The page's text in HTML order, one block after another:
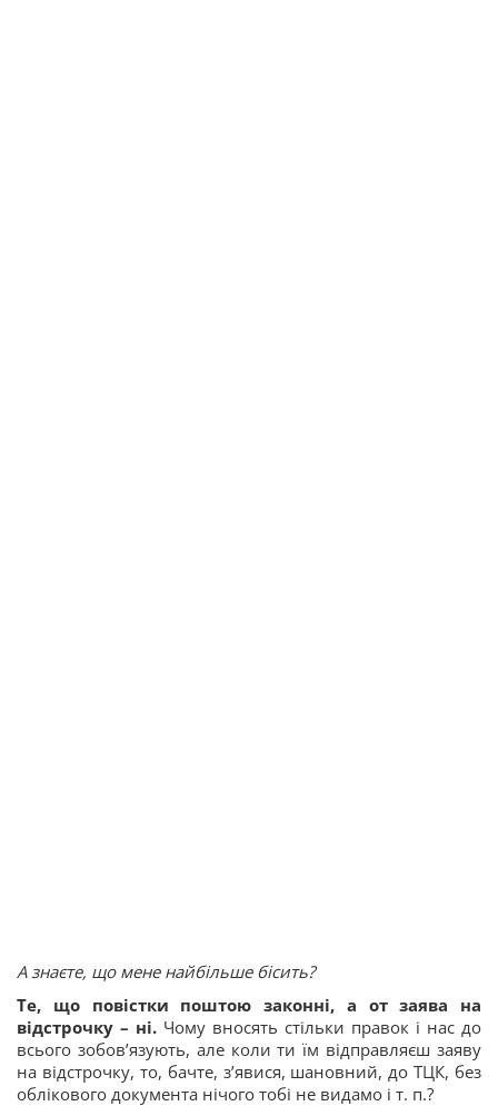
А знаєте, що мене найбільше бісить?
Те, що повістки поштою законні, а от заява на
відстрочку – ні. Чому вносять стільки правок і нас до
всього зобов’язують, але коли ти їм відправляєш заяву
на відстрочку, то, бачте, з’явися, шановний, до ТЦК, без
облікового документа нічого тобі не видамо і т. п.?